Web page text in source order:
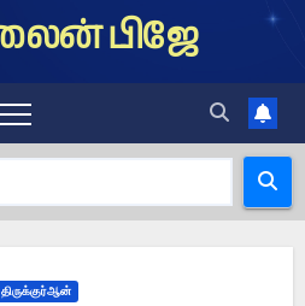
பிஜே
திருக்குர்ஆன்